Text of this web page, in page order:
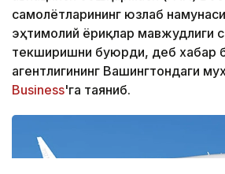
самолётларининг юзлаб
эҳтимолий ёриқлар мавжудлиги
текширишни буюрди, деб хабар
агентлигининг Вашингтондаги
Business'га таяниб.